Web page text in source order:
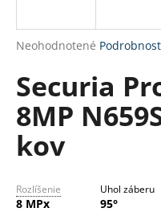
Priemerné
produktu
je
0,0
z
5
hviezdičiek.
Neohodnotené
Securia
8MP
kov
Rozlíšenie
8 MPx
Uhol záberu
95°
j
ť
?
HĽADAŤ